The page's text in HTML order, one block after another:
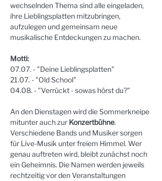
wechselnden Thema sind alle eingeladen,
ihre Lieblingsplatten mitzubringen,
aufzulegen und gemeinsam neue
musikalische Entdeckungen zu machen.
Motti:
07.07. - "Deine Lieblingsplatten"
21.07. - "Old School"
04.08. - "Verrückt - sowas hörst du?"
An den Dienstagen wird die Sommerkneipe
mitunter auch zur Konzertbühne.
Verschiedene Bands und Musiker sorgen
für Live-Musik unter freiem Himmel. Wer
genau auftreten wird, bleibt zunächst noch
ein Geheimnis. Die Namen werden jeweils
rechtzeitig vor den Veranstaltungen